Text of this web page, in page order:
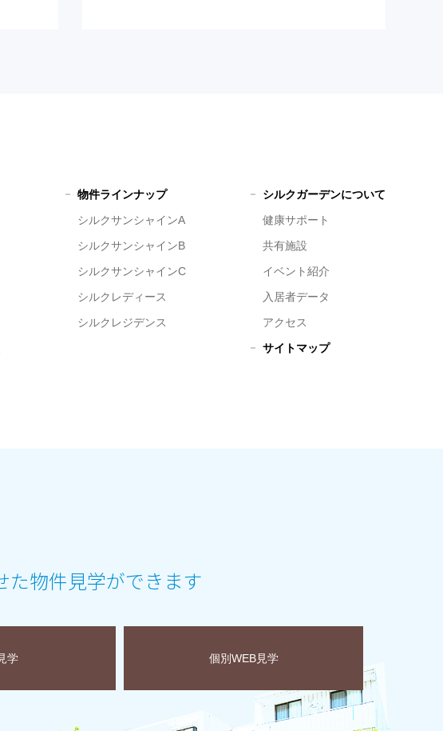
物件ラインナップ
シルクサンシャインA
シルクサンシャインB
シルクサンシャインC
シルクレディース
シルクレジデンス
シルクガーデンについて
健康サポート
共有施設
イベント紹介
入居者データ
アクセス
サイトマップ
た物件見学ができます
学 個別WEB見学